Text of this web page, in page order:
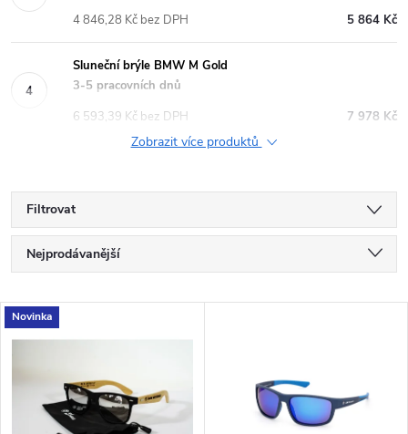
5 864 Kč
4 846,28 Kč bez DPH
Sluneční brýle BMW M Gold
3-5 pracovních dnů
7 978 Kč
6 593,39 Kč bez DPH
Zobrazit více produktů
Filtrovat
Ř
a
z
e
Nejprodávanější
Nejdražší
V
Novinka